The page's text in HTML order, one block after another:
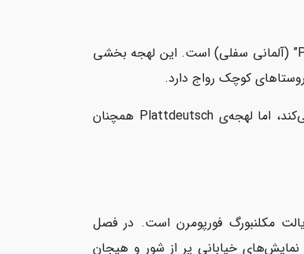
یکی از ویژگی‌های فرهنگی منحصربه‌فرد این منطقه، وجود لهجه‌ی محلی “Plattdeutsch” (آلمانی سفلی) است. این لهجه بخشی
کوچک رواج دارد.
اگرچه نسل جوان بیشتر از زبان آلمانی معیار یا استاندارد (Hochdeutsch) استفاده می‌کند، اما لهجه‌ی Plattdeutsch همچنان
مکلنبورگ فورپومرن است. در فصل
خیابانی پر از شور و هیجان